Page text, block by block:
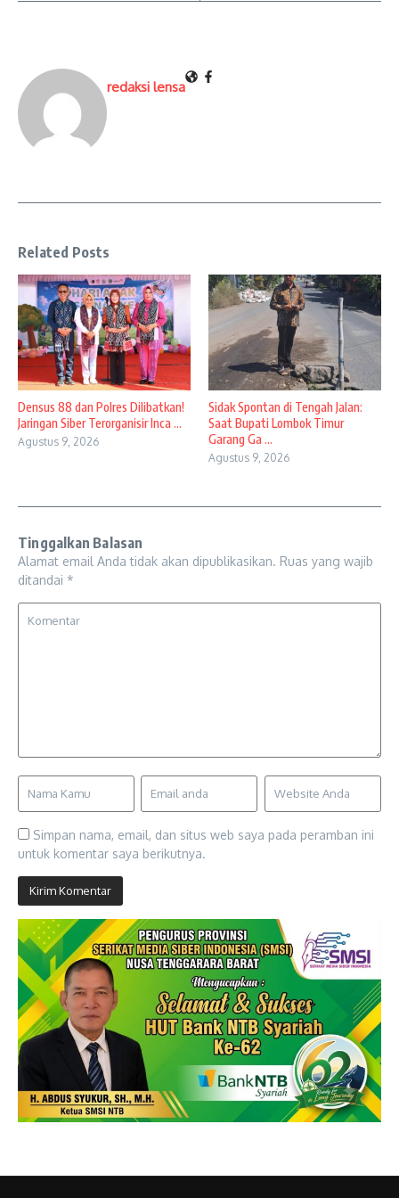
redaksi lensa
Related Posts
Densus 88 dan Polres Dilibatkan!
Jaringan Siber Terorganisir Inca ...
Agustus 9, 2026
Sidak Spontan di Tengah Jalan:
Saat Bupati Lombok Timur
Garang Ga ...
Agustus 9, 2026
Tinggalkan Balasan
Alamat email Anda tidak akan dipublikasikan. Ruas yang wajib
ditandai *
Simpan nama, email, dan situs web saya pada peramban ini
untuk komentar saya berikutnya.